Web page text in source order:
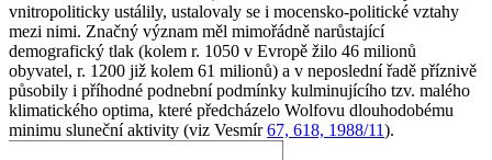
vnitropoliticky ustálily, ustalovaly se i mocensko-politické vztahy
mezi nimi. Značný význam měl mimořádně narůstající
demografický tlak (kolem r. 1050 v Evropě žilo 46 milionů
obyvatel, r. 1200 již kolem 61 milionů) a v neposlední řadě příznivě
působily i příhodné podnební podmínky kulminujícího tzv. malého
klimatického optima, které předcházelo Wolfovu dlouhodobému
minimu sluneční aktivity (viz Vesmír67, 618, 1988/11).